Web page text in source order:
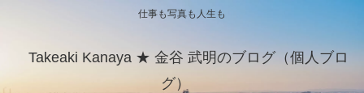
仕事も写真も人生も
Takeaki Kanaya ★ 金谷 武明のブログ（個人ブロ
グ）